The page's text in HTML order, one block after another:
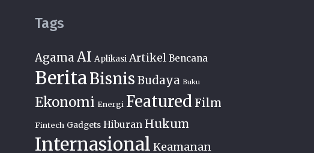
Tags
Agama AI Aplikasi Artikel Bencana
BeritaBisnis Budaya Buku
Ekonomi Energi Featured Film
Fintech Gadgets Hiburan Hukum
Internasional Keamanan